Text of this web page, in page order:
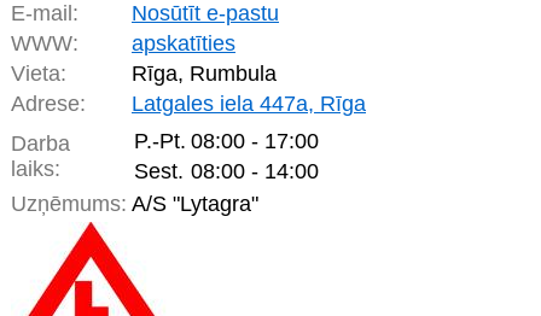
E-mail:
Nosūtīt e-pastu
WWW:
apskatīties
Vieta:
Rīga, Rumbula
Adrese:
Latgales iela 447a, Rīga
Darba
laiks:
P.-Pt. 08:00 - 17:00
Sest. 08:00 - 14:00
Uzņēmums: A/S "Lytagra"